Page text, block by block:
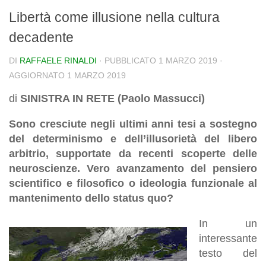
Libertà come illusione nella cultura
decadente
DI RAFFAELE RINALDI · PUBBLICATO 1 MARZO 2019 ·
AGGIORNATO 1 MARZO 2019
di SINISTRA IN RETE (Paolo Massucci)
Sono cresciute negli ultimi anni tesi a sostegno
del determinismo e dell’illusorietà del libero
arbitrio, supportate da recenti scoperte delle
neuroscienze. Vero avanzamento del pensiero
scientifico e filosofico o ideologia funzionale al
mantenimento dello status quo?
In un
interessante
testo del